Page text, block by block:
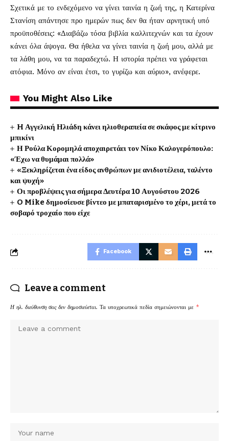
Σχετικά με το ενδεχόμενο να γίνει ταινία η ζωή της, η Κατερίνα
Στανίση απάντησε προ ημερών πως δεν θα ήταν αρνητική υπό
προϋποθέσεις: «Διαβάζω τόσα βιβλία καλλιτεχνών και τα έχουν
κάνει όλα άψογα. Θα ήθελα να γίνει ταινία η ζωή μου, αλλά με
τα λάθη μου, να τα παραδεχτώ. Η ιστορία πρέπει να γράφεται
ατόφια. Μόνο αν είναι έτσι, το γυρίζω και αύριο», ανέφερε.
You Might Also Like
H Αγγελική Ηλιάδη κάνει ηλιοθεραπεία σε σκάφος με κίτρινο
μπικίνι
Η Ρούλα Κορομηλά αποχαιρετάει τον Νίκο Καλογερόπουλο:
«Έχω να θυμάμαι πολλά»
«Ξεκληρίζεται ένα είδος ανθρώπων με ανιδιοτέλεια, ταλέντο
και ψυχή»
Οι προβλέψεις για σήμερα Δευτέρα 10 Αυγούστου 2026
O Mike δημοσίευσε βίντεο με μπαταρισμένο το χέρι, μετά το
σοβαρό τροχαίο που είχε
Facebook
Leave a comment
Η ηλ. διεύθυνση σας δεν δημοσιεύεται. Τα υποχρεωτικά πεδία σημειώνονται με *